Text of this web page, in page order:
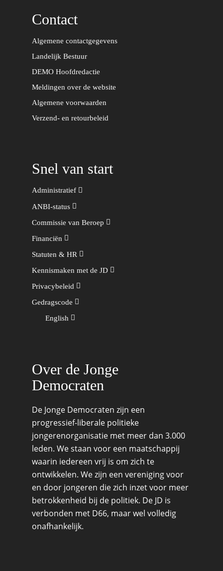
Contact
Algemene contactgegevens
Landelijk Bestuur
DEMO Hoofdredactie
Meldingen over de website
Algemene voorwaarden
Verzend- en retourbeleid
Snel van start
Administratief
ANBI-status
Commissie van Beroep
Financiën
Statuten & HR
Kennismaken met de JD
Privacybeleid
Gedragscode
English
Over de Jonge
Democraten
De Jonge Democraten zijn een
progressief-liberale politieke
jongerenorganisatie met meer dan 3.000
leden. We staan voor een maatschappij
waarin iedereen vrij is om zich te
ontwikkelen. We zijn een vereniging voor
en door jongeren die zich inzet voor meer
betrokkenheid bij de politiek. De JD is
verbonden met D66, maar wel volledig
onafhankelijk.